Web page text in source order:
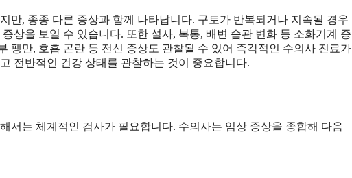
만, 종종 다른 증상과 함께 나타납니다. 구토가 반복되거나 지속될 경우
상을 보일 수 있습니다. 또한 설사, 복통, 배변 습관 변화 등 소화기계 증
팽만, 호흡 곤란 등 전신 증상도 관찰될 수 있어 즉각적인 수의사 진료가
전반적인 건강 상태를 관찰하는 것이 중요합니다.
서는 체계적인 검사가 필요합니다. 수의사는 임상 증상을 종합해 다음